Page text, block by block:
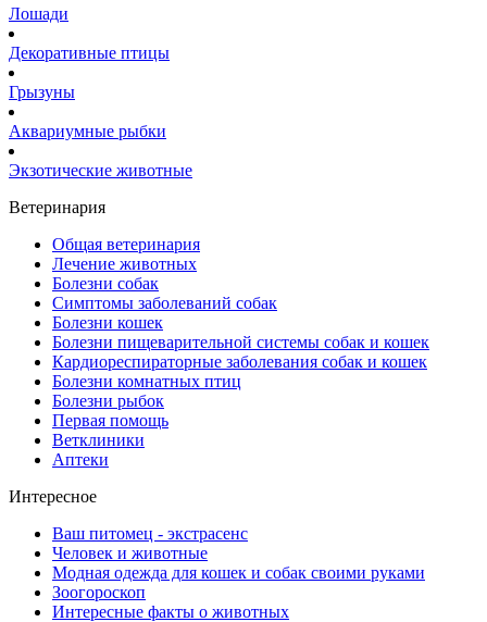
Лошади
Декоративные птицы
Грызуны
Аквариумные рыбки
Экзотические животные
Ветеринария
Общая ветеринария
Лечение животных
Болезни собак
Симптомы заболеваний собак
Болезни кошек
Болезни пищеварительной системы собак и кошек
Кардиореспираторные заболевания собак и кошек
Болезни комнатных птиц
Болезни рыбок
Первая помощь
Ветклиники
Аптеки
Интересное
Ваш питомец - экстрасенс
Человек и животные
Модная одежда для кошек и собак своими руками
Зоогороскоп
Интересные факты о животных